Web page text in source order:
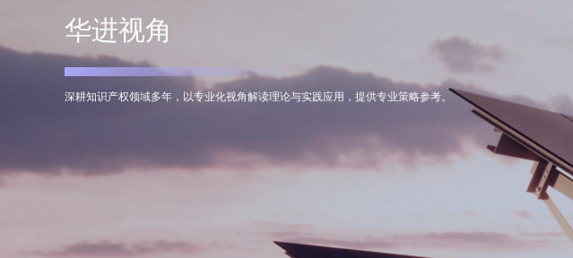
华进视角
深耕知识产权领域多年，以专业化视角解读理论与实践应用，提供专业策略参考。